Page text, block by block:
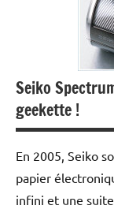
Seiko
geekette !
En 2005, Seiko
papier
infini et une